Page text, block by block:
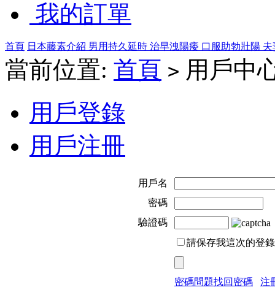
我的訂單
首頁 日本藤素介紹 男用持久延時 治早洩陽痿 口服助勃壯陽
當前位置: 首頁 > 用戶中
用戶登錄
用戶注冊
用戶名
密碼
驗證碼
請保存我這次的登
密碼問題找回密碼 注